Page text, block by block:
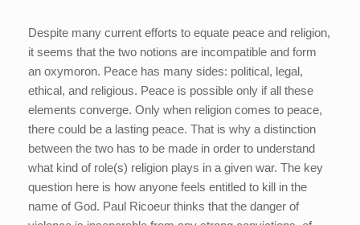
Despite many current efforts to equate peace and religion,
it seems that the two notions are incompatible and form
an oxymoron. Peace has many sides: political, legal,
ethical, and religious. Peace is possible only if all these
elements converge. Only when religion comes to peace,
there could be a lasting peace. That is why a distinction
between the two has to be made in order to understand
what kind of role(s) religion plays in a given war. The key
question here is how anyone feels entitled to kill in the
name of God. Paul Ricoeur thinks that the danger of